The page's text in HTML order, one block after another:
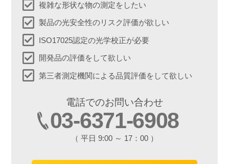
複雑な形状な物の測定をしたい
製品の光安全性のリスク評価が欲しい
ISO17025認定の光学校正が必要
開発品の評価をして欲しい
第三者測定機関による品質評価をして欲しい
電話でのお問い合わせ
03-6371-6908
（ 平日 9:00 ～ 17：00 ）